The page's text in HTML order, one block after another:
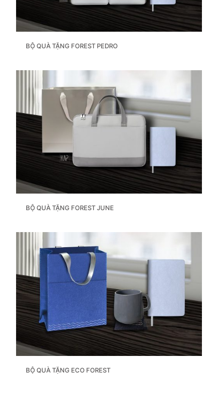
BỘ QUÀ TẶNG FOREST PEDRO
BỘ QUÀ TẶNG FOREST JUNE
BỘ QUÀ TẶNG ECO FOREST